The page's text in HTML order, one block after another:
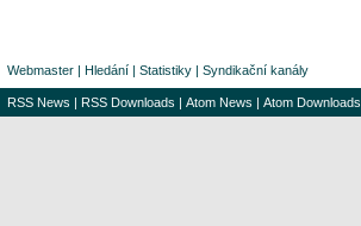
Webmaster | Hledání | Statistiky | Syndikační kanály
RSS News | RSS Downloads | Atom News | Atom Downloads